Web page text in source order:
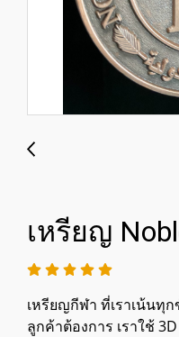
เหรียญ
เหรียญกีฬา ที่เราเน้นทุ
ลูกค้าต้องการ เราใช้